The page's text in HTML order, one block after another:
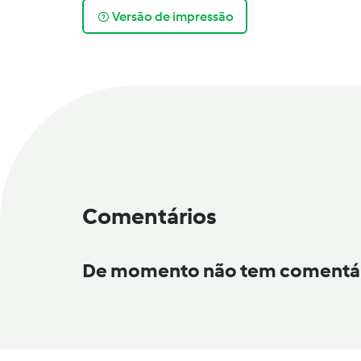
Versão de impressão
Comentários
De momento não tem